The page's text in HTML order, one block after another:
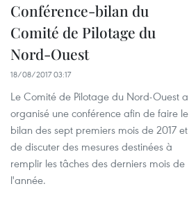
Conférence-bilan du
Comité de Pilotage du
Nord-Ouest
18/08/2017 03:17
Le Comité de Pilotage du Nord-Ouest a
organisé une conférence afin de faire le
bilan des sept premiers mois de 2017 et
de discuter des mesures destinées à
remplir les tâches des derniers mois de
l'année.